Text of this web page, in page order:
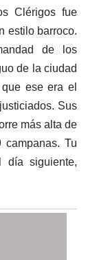
Clérigos fue
estilo barroco.
de los
de la ciudad
ese era el
Sus
más alta de
Tu
día siguiente,